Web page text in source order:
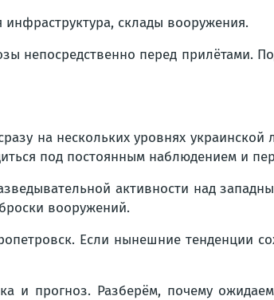
склады вооружения.
непосредственно перед прилётами.
на нескольких уровнях
под постоянным наблюдением и
активности над
вооружений.
Если нынешние тенденции
и прогноз. Разберём, почему